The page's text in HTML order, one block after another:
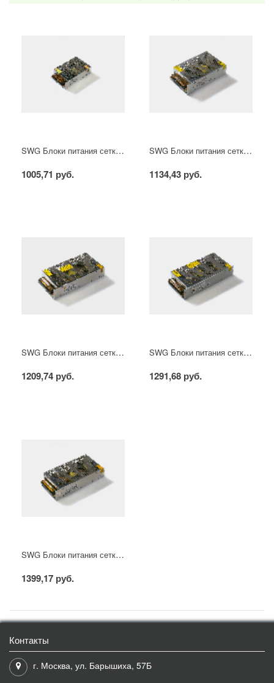
SWG Блоки питания сетка, 100 W, 12V, S-100-12
1005,71 руб.
SWG Блоки питания сетка, 100 W, 24V, S-100-24
1134,43 руб.
SWG Блоки питания сетка, 150 W, 12V, S-150-12
1209,74 руб.
SWG Блоки питания сетка, 150 W, 24V, S-150-24
1291,68 руб.
SWG Блоки питания сетка, 200 W, 12V, S-200-12
1399,17 руб.
Контакты
г. Москва, ул. Барышиха, 57Б